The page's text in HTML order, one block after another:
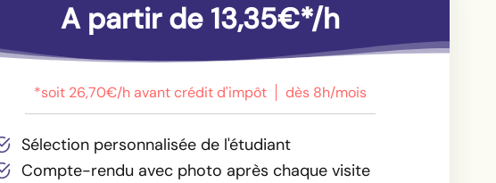
A partir de 13,35€*/h
*soit 26,70€/h avant crédit d'impôt dès 8h/mois
Sélection personnalisée de l'étudiant
Compte-rendu avec photo après chaque visite